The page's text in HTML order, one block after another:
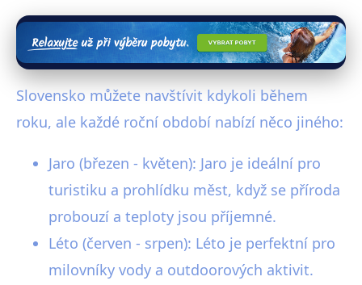
Slovensko můžete navštívit kdykoli během
roku, ale každé roční období nabízí něco jiného:
Jaro (březen - květen): Jaro je ideální pro
turistiku a prohlídku měst, když se příroda
probouzí a teploty jsou příjemné.
Léto (červen - srpen): Léto je perfektní pro
milovníky vody a outdoorových aktivit.